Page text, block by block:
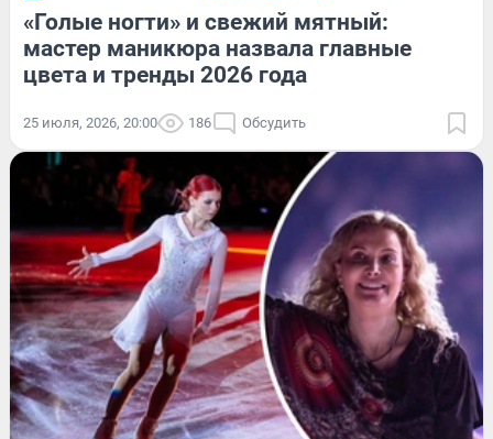
«Голые ногти» и свежий мятный:
мастер маникюра назвала главные
цвета и тренды 2026 года
25 июля, 2026, 20:00 186 Обсудить